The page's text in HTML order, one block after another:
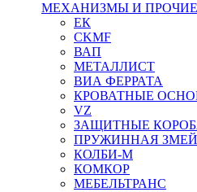
МЕХАНИЗМЫ И
ЕК
CKMF
ВАП
МЕТАЛЛИСТ
ВИА ФЕРРАТА
КРОВАТНЫЕ
VZ
ЗАЩИТНЫЕ
ПРУЖИННАЯ
КОЛБИ-М
КОМКОР
МЕБЕЛЬТРАНС